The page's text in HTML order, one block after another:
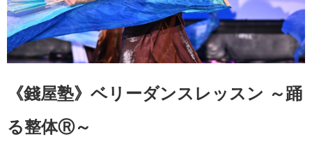
《錢屋塾》ベリーダンスレッスン ～踊
る整体Ⓡ～